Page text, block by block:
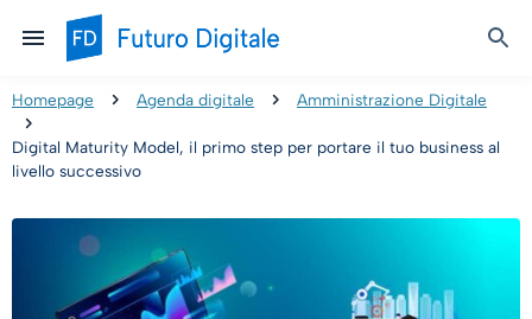
Homepage Agenda digitale Amministrazione Digitale
Digital Maturity Model, il primo step per portare il tuo business al
livello successivo